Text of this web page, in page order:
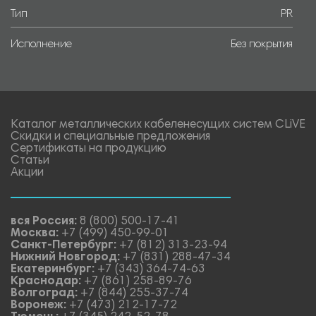
Тип PR
Исполнение Без покрытия
Каталог металлических кабеленесущих систем CLiVE
Скидки и специальные предложения
Сертификаты на продукцию
Статьи
Акции
вся Россия: 8 (800) 500-17-41
Москва: +7 (499) 450-99-01
Санкт-Петербург: +7 (812) 313-23-94
Нижний Новгород: +7 (831) 288-47-34
Екатеринбург: +7 (343) 364-74-63
Краснодар: +7 (861) 258-89-76
Волгоград: +7 (844) 255-37-74
Воронеж: +7 (473) 212-17-72